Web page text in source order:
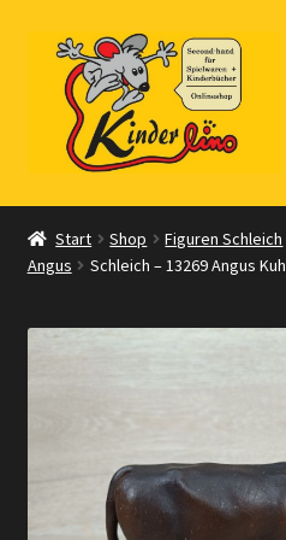
Navigation
springen
Zum
Inhalt
springen
Start
Vertrag widerrufen
Shop
Zahlungsarten
Start Shop Figuren Schleich
Angus
Schleich – 13269 Angus Kuh